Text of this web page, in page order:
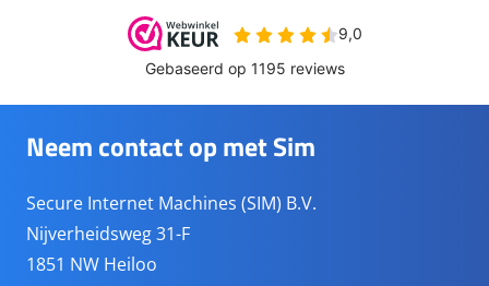
Neem contact op met Sim
Secure Internet Machines (SIM) B.V.
Nijverheidsweg 31-F
1851 NW Heiloo